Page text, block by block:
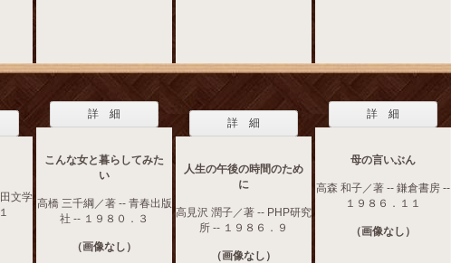
文学
詳 細
こんな女と暮らしてみた
い
高橋 三千綱／著 -- 青春出版
社 -- １９８０．３
（画像なし）
詳 細
人生の午後の時間のため
に
高見沢 潤子／著 -- PHP研究
所 -- １９８６．９
（画像なし）
詳 細
母の言いぶん
高森 和子／著 -- 鎌倉書房 --
１９８６．１１
（画像なし）